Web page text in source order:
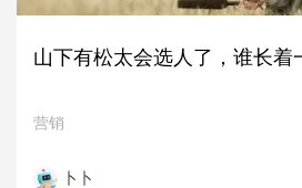
山下有松太会选人了，谁长着
营销
卜卜